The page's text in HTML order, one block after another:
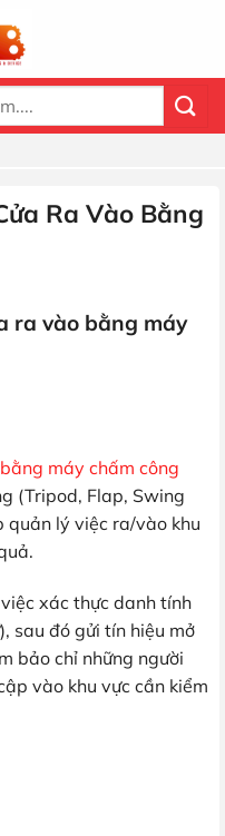
Ra Vào Bằng
ra vào bằng máy
máy chấm công
(Tripod, Flap, Swing
lý việc ra/vào khu
xác thực danh tính
sau đó gửi tín hiệu mở
bảo chỉ những người
vào khu vực cần kiểm